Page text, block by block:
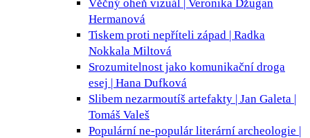
Věčný oheň vizuál | Veronika Džugan
Hermanová
Tiskem proti nepříteli západ | Radka
Nokkala Miltová
Srozumitelnost jako komunikační droga
esej | Hana Dufková
Slibem nezarmoutíš artefakty | Jan Galeta |
Tomáš Valeš
Populární ne-populár literární archeologie |